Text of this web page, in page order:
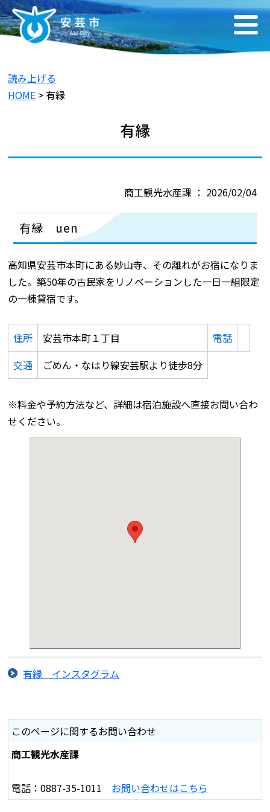
読み上げる
HOME > 有縁
有縁
商工観光水産課 ： 2026/02/04
有縁 uen
高知県安芸市本町にある妙山寺、その離れがお宿になりま
した。築50年の古民家をリノベーションした一日一組限定
の一棟貸宿です。
住所 安芸市本町１丁目
電話
交通
ごめん・なはり線安芸駅より徒歩8分
※料金や予約方法など、詳細は宿泊施設へ直接お問い合わ
せください。
有縁 インスタグラム
このページに関するお問い合わせ
商工観光水産課
電話：0887-35-1011 お問い合わせはこちら